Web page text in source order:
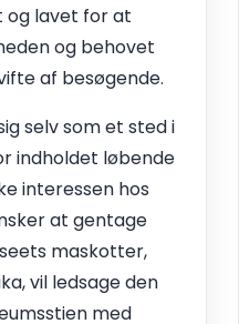
og lavet for at
og behovet
af besøgende.
selv som et sted i
indholdet løbende
interessen hos
at gentage
maskotter,
vil ledsage den
med